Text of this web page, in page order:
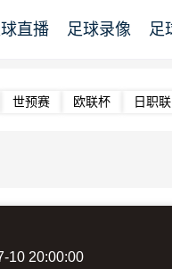
直播 足球录像 足
世预赛 欧联杯 日职联
10 20:00:00